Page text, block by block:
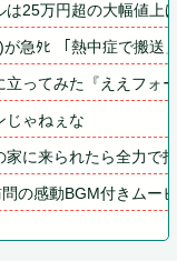
は25万円超の大幅値上
急ﾀﾋ 「熱中症で搬送
立ってみた『ええフォ
じゃねぇな
家に来られたら全力で
の感動BGM付きムー